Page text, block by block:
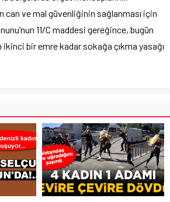
can ve mal güvenliğinin sağlanması için
11/C maddesi gereğince, bugün
ikinci bir emre kadar sokağa çıkma yasağı